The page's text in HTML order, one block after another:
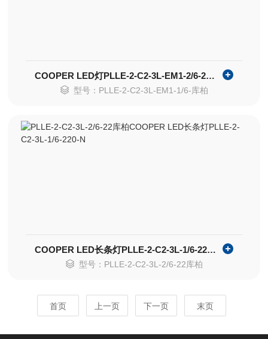
COOPER LED灯PLLE-2-C2-3L-EM1-2/6-220-N
型号：PLLE-2-C2-3L-EM1-1/6-库柏
COOPER LED长条灯PLLE-2-C2-3L-1/6-220-N
型号：PLLE-2-C2-3L-2/6-22库柏
首页 上一页 下一页 末页